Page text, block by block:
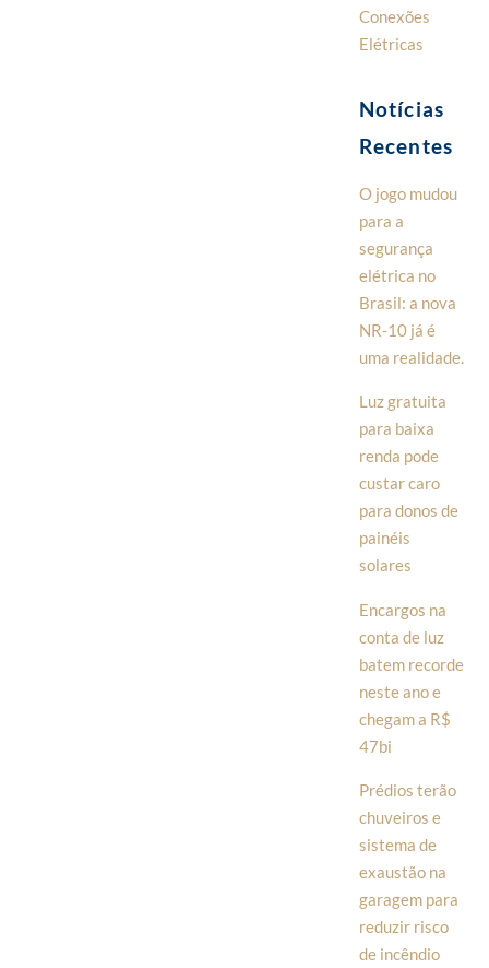
Conexões
Elétricas
Notícias
Recentes
O jogo mudou
para a
segurança
elétrica no
Brasil: a nova
NR-10 já é
uma realidade.
Luz gratuita
para baixa
renda pode
custar caro
para donos de
painéis
solares
Encargos na
conta de luz
batem recorde
neste ano e
chegam a R$
47bi
Prédios terão
chuveiros e
sistema de
exaustão na
garagem para
reduzir risco
de incêndio